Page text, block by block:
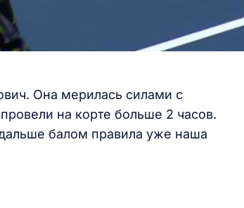
Она мерилась силами с
на корте больше 2 часов.
дальше балом правила уже наша